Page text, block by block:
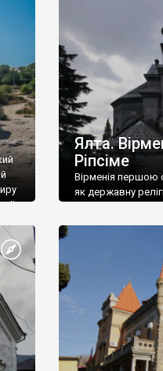
називаються
виробляє
легке біле і дуже
ІІ,
Ялта.
Ріпсіме
Вірменія першою
як державну